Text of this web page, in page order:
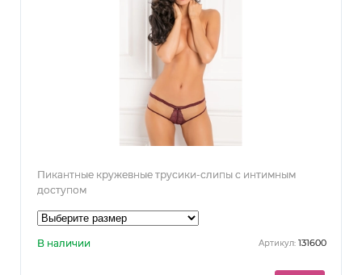
Пикантные кружевные трусики-слипы с интимным
доступом
В наличии Артикул: 131600